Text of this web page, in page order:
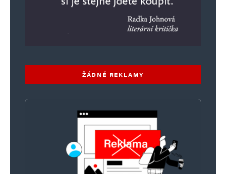
ŽÁDNÉ REKLAMY